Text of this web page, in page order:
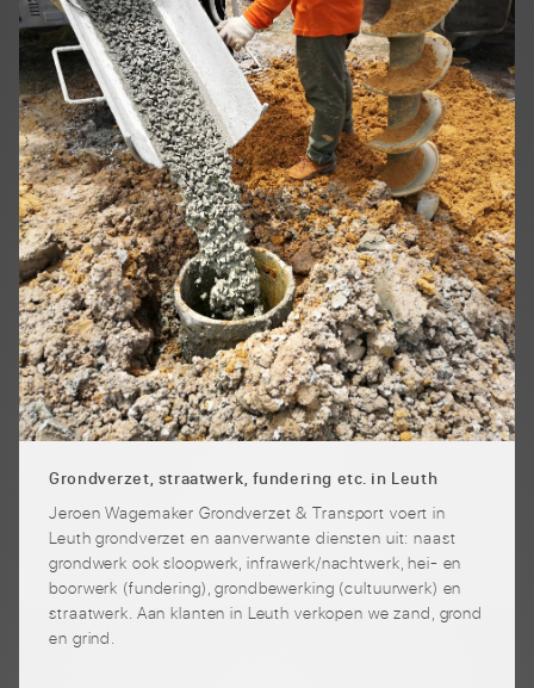
Grondverzet, straatwerk, fundering etc. in Leuth
Jeroen Wagemaker Grondverzet & Transport voert in
Leuth grondverzet en aanverwante diensten uit: naast
grondwerk ook sloopwerk, infrawerk/nachtwerk, hei- en
boorwerk (fundering), grondbewerking (cultuurwerk) en
straatwerk. Aan klanten in Leuth verkopen we zand, grond
en grind.